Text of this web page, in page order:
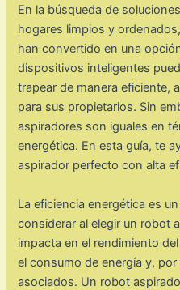
En la búsqueda de
hogares limpios y
han convertido en una
dispositivos inteligentes
trapear de manera eficiente,
para sus propietarios. Sin
aspiradores son iguales en
energética. En esta guía, te
aspirador perfecto con alta
La eficiencia energética es
considerar al elegir un robot
impacta en el rendimiento
el consumo de energía y,
asociados. Un robot